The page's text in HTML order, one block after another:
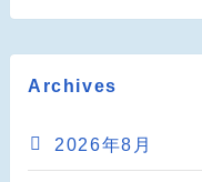
Archives
2026年8月